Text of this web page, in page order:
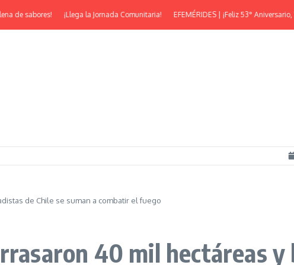
sabores! ¡Llega la Jornada Comunitaria! EFEMÉRIDES | ¡Feliz 53° Aniversario,
de Chile se suman a combatir el fuego
40 mil hectáreas